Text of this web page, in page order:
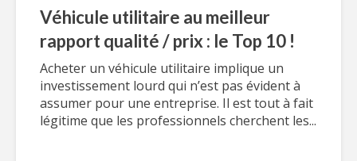
Véhicule utilitaire au meilleur
rapport qualité / prix : le Top 10 !
Acheter un véhicule utilitaire implique un
investissement lourd qui n’est pas évident à
assumer pour une entreprise. Il est tout à fait
légitime que les professionnels cherchent les...